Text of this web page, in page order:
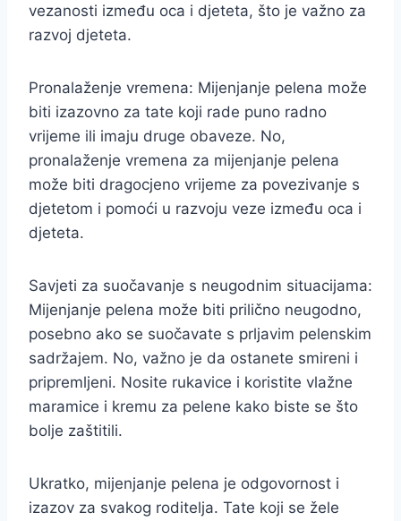
vezanosti između oca i djeteta, što je važno za
razvoj djeteta.
Pronalaženje vremena: Mijenjanje pelena može
biti izazovno za tate koji rade puno radno
vrijeme ili imaju druge obaveze. No,
pronalaženje vremena za mijenjanje pelena
može biti dragocjeno vrijeme za povezivanje s
djetetom i pomoći u razvoju veze između oca i
djeteta.
Savjeti za suočavanje s neugodnim situacijama:
Mijenjanje pelena može biti prilično neugodno,
posebno ako se suočavate s prljavim pelenskim
sadržajem. No, važno je da ostanete smireni i
pripremljeni. Nosite rukavice i koristite vlažne
maramice i kremu za pelene kako biste se što
bolje zaštitili.
Ukratko, mijenjanje pelena je odgovornost i
izazov za svakog roditelja. Tate koji se žele